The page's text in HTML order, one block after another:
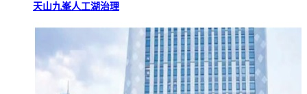
天山九峯人工湖治理